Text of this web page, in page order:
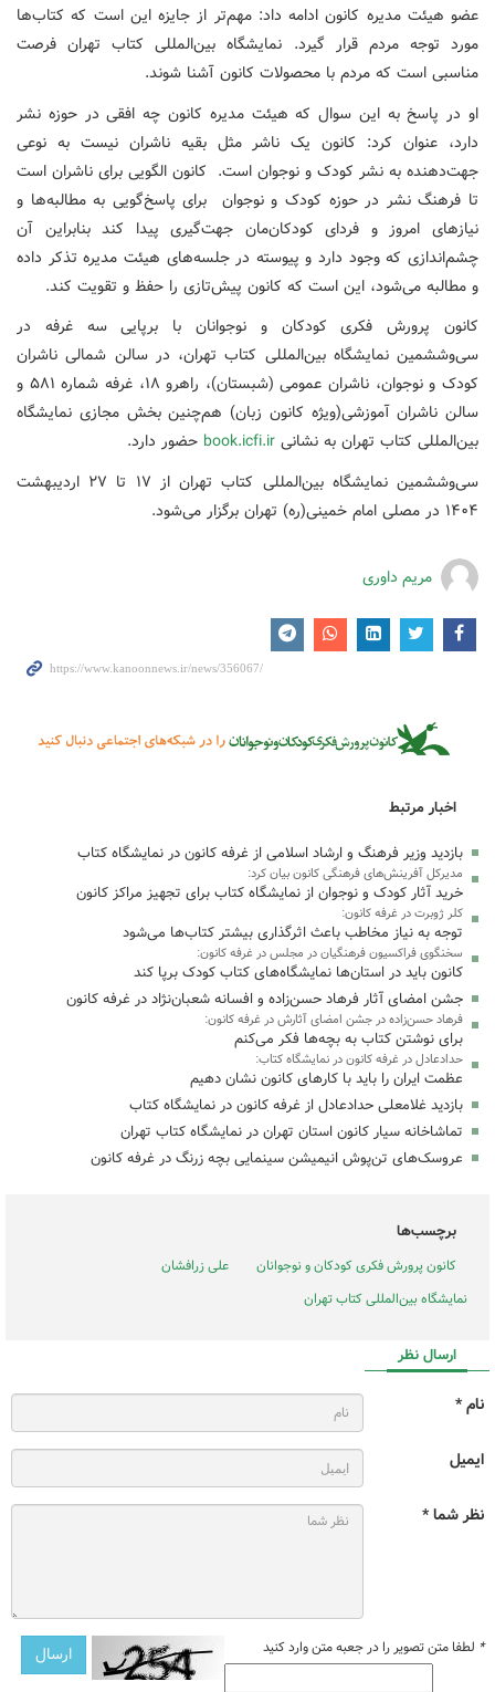
عضو هیئت مدیره کانون ادامه داد: مهم‌تر از جایزه این است که کتاب‌ها
مورد توجه مردم قرار گیرد. نمایشگاه بین‌المللی کتاب تهران فرصت
مناسبی است که مردم با محصولات کانون آشنا شوند.
او در پاسخ به این سوال که هیئت مدیره کانون چه افقی در حوزه نشر
دارد، عنوان کرد: کانون یک ناشر مثل بقیه ناشران نیست به نوعی
جهت‌دهنده به نشر کودک و نوجوان است. کانون الگویی برای ناشران است
تا فرهنگ نشر در حوزه کودک و نوجوان برای پاسخ‌گویی به مطالبه‌ها و
نیازهای امروز و فردای کودکان‌مان جهت‌گیری پیدا کند بنابراین آن
چشم‌اندازی که وجود دارد و پیوسته در جلسه‌های هیئت مدیره تذکر داده
و مطالبه می‌شود، این است که کانون پیش‌تازی را حفظ و تقویت کند.
کانون پرورش فکری کودکان و نوجوانان با برپایی سه غرفه در
سی‌وششمین نمایشگاه بین‌المللی کتاب تهران، در سالن شمالی ناشران
کودک و نوجوان، ناشران عمومی (شبستان)، راهرو ۱۸، غرفه شماره ۵۸۱ و
سالن ناشران آموزشی(ویژه کانون زبان) هم‌چنین بخش مجازی نمایشگاه
بین‌المللی کتاب تهران به نشانی book.icfi.ir حضور دارد.
سی‌وششمین نمایشگاه بین‌المللی کتاب تهران از ۱۷ تا ۲۷ اردیبهشت
۱۴۰۴ در مصلی امام خمینی(ره) تهران برگزار می‌شود.
مریم داوری
اخبار مرتبط
بازدید وزیر فرهنگ و ارشاد اسلامی از غرفه کانون در نمایشگاه کتاب
مدیرکل آفرینش‌های فرهنگی کانون بیان کرد:
خرید آثار کودک و نوجوان از نمایشگاه کتاب برای تجهیز مراکز کانون
کلر ژوبرت در غرفه کانون:
توجه به نیاز مخاطب باعث اثرگذاری بیشتر کتاب‌ها می‌شود
سخنگوی فراکسیون فرهنگیان در مجلس در غرفه کانون:
کانون باید در استان‌ها نمایشگاه‌های کتاب کودک برپا کند
جشن امضای آثار فرهاد حسن‌زاده و افسانه شعبان‌نژاد در غرفه کانون
فرهاد حسن‌زاده در جشن امضای آثارش در غرفه کانون:
برای نوشتن کتاب به بچه‌ها فکر می‌کنم
حدادعادل در غرفه کانون در نمایشگاه کتاب:
عظمت ایران را باید با کارهای کانون نشان دهیم
بازدید غلامعلی حدادعادل از غرفه کانون در نمایشگاه کتاب
تماشاخانه سیار کانون استان تهران در نمایشگاه کتاب تهران
عروسک‌های تن‌پوش انیمیشن سینمایی بچه زرنگ در غرفه کانون
برچسب‌ها
کانون پرورش فکری کودکان و نوجوانان
علی زرافشان
نمایشگاه بین‌المللی کتاب تهران
ارسال نظر
نام *
ایمیل
نظر شما *
* لطفا متن تصویر را در جعبه متن وارد کنید